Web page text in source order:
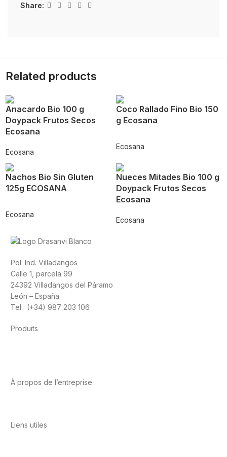
Share:
Related products
Anacardo Bio 100 g
Doypack Frutos Secos
Ecosana
Ecosana
Coco Rallado Fino Bio 150
g Ecosana
Ecosana
Nachos Bio Sin Gluten
125g ECOSANA
Ecosana
Nueces Mitades Bio 100 g
Doypack Frutos Secos
Ecosana
Ecosana
Pol. Ind. Villadangos
Calle 1, parcela 99
24392 Villadangos del Páramo
León – España
Tel: (+34) 987 203 106
Produits
À propos de l’entreprise
Liens utiles